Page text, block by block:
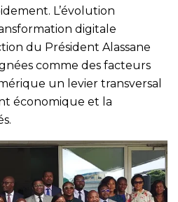
L’évolution
digitale
du Président Alassane
comme des facteurs
un levier transversal
économique et la